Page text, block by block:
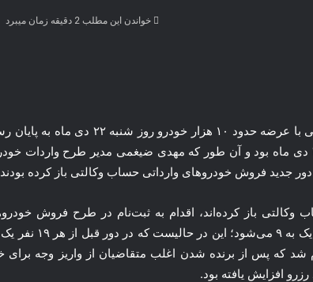
خواندن این مطلب 2 دقیقه زمان میبرد
به گزارش خبرنگار مهر، دور جدید ثبت نام خودروهای وارداتی با عرضه حدود ۱۰ هزار خودرو روز شنبه
مهلت وکالتی کردن حساب برای این دور تا روز پنجشنبه ۲۰ دی ماه بود و آن طور که مهدی ضیغمی مدیر طرح واردات
تمام ۹۸ هزار نفری که حساب وکالتی باز کرده‌اند، اقدام به ثبت‌نام در طرح فروش
وارداتی کنند، شانس برنده شدن در این دور ۱۰ درصد یعنی یک به ۹ می‌شود؛ این
که پس از برنده شدن اغلب متقاضیان از واریز وجه برای
افزایش یافته بود.